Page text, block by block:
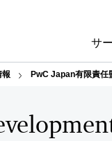
サ
PwC Japan有限責任